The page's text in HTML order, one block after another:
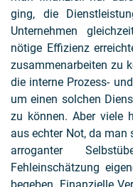
ging, die
Unternehmen
nötige Effizienz
zusammenarbeiten zu
die interne Prozess-
um einen solchen
zu können. Aber viele
aus echter Not, da
arroganter
Fehleinschätzung